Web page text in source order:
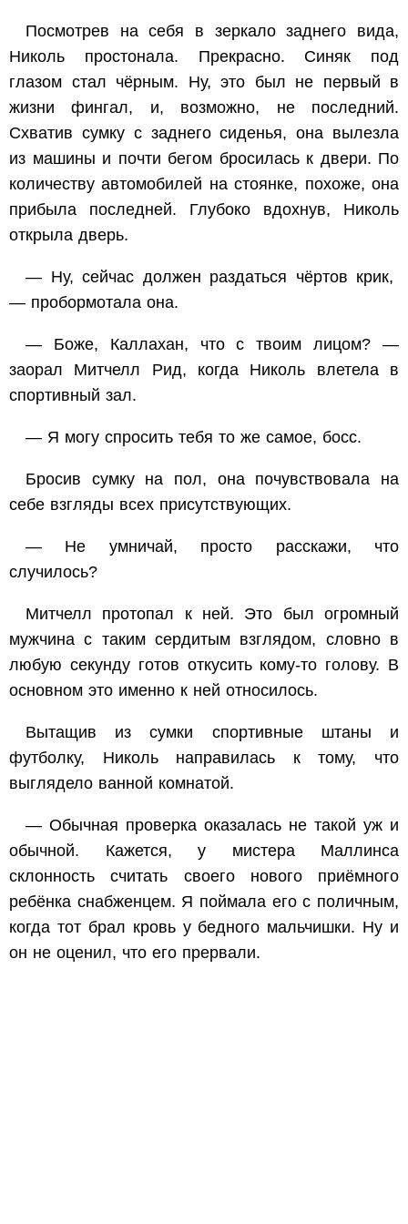
Посмотрев на себя в зеркало заднего вида,
Николь простонала. Прекрасно. Синяк под
глазом стал чёрным. Ну, это был не первый в
жизни фингал, и, возможно, не последний.
Схватив сумку с заднего сиденья, она вылезла
из машины и почти бегом бросилась к двери. По
количеству автомобилей на стоянке, похоже, она
прибыла последней. Глубоко вдохнув, Николь
открыла дверь.
— Ну, сейчас должен раздаться чёртов крик,
— пробормотала она.
— Боже, Каллахан, что с твоим лицом? —
заорал Митчелл Рид, когда Николь влетела в
спортивный зал.
— Я могу спросить тебя то же самое, босс.
Бросив сумку на пол, она почувствовала на
себе взгляды всех присутствующих.
— Не умничай, просто расскажи, что
случилось?
Митчелл протопал к ней. Это был огромный
мужчина с таким сердитым взглядом, словно в
любую секунду готов откусить кому-то голову. В
основном это именно к ней относилось.
Вытащив из сумки спортивные штаны и
футболку, Николь направилась к тому, что
выглядело ванной комнатой.
— Обычная проверка оказалась не такой уж и
обычной. Кажется, у мистера Маллинса
склонность считать своего нового приёмного
ребёнка снабженцем. Я поймала его с поличным,
когда тот брал кровь у бедного мальчишки. Ну и
он не оценил, что его прервали.